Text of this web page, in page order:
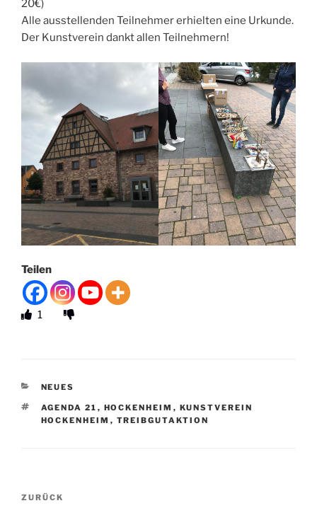
20€)
Alle ausstellenden Teilnehmer erhielten eine Urkunde.
Der Kunstverein dankt allen Teilnehmern!
Teilen
1
KATEGORIEN
NEUES
SCHLAGWÖRTER
AGENDA 21 , HOCKENHEIM , KUNSTVEREIN
HOCKENHEIM , TREIBGUTAKTION
Beitragsnavigation
Vorheriger
ZURÜCK